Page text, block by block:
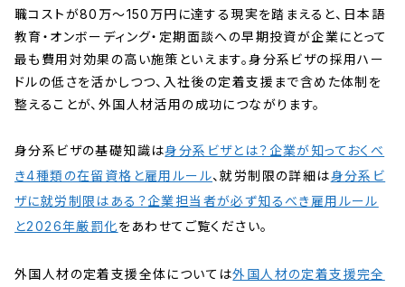
職コストが80万〜150万円に達する現実を踏まえると、日本語
教育・オンボーディング・定期面談への早期投資が企業にとって
最も費用対効果の高い施策といえます。身分系ビザの採用ハー
ドルの低さを活かしつつ、入社後の定着支援まで含めた体制を
整えることが、外国人材活用の成功につながります。
身分系ビザの基礎知識は身分系ビザとは？企業が知っておくべ
き4種類の在留資格と雇用ルール、就労制限の詳細は身分系ビ
ザに就労制限はある？企業担当者が必ず知るべき雇用ルール
と2026年厳罰化をあわせてご覧ください。
外国人材の定着支援全体については外国人材の定着支援完全